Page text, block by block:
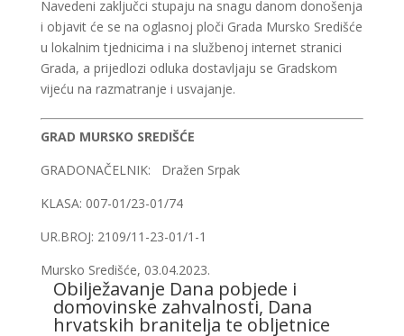
Navedeni zaključci stupaju na snagu danom donošenja
i objavit će se na oglasnoj ploči Grada Mursko Središće
u lokalnim tjednicima i na službenoj internet stranici
Grada, a prijedlozi odluka dostavljaju se Gradskom
vijeću na razmatranje i usvajanje.
GRAD MURSKO SREDIŠĆE
GRADONAČELNIK: Dražen Srpak
KLASA: 007-01/23-01/74
UR.BROJ: 2109/11-23-01/1-1
Mursko Središće, 03.04.2023.
Obilježavanje Dana pobjede i
domovinske zahvalnosti, Dana
hrvatskih branitelja te obljetnice